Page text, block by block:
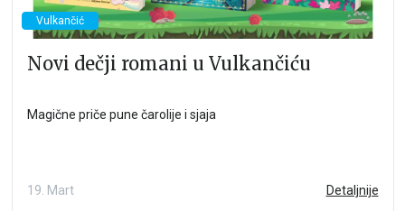
Vulkančić
Novi dečji romani u Vulkančiću
Magične priče pune čarolije i sjaja
19. Mart Detaljnije